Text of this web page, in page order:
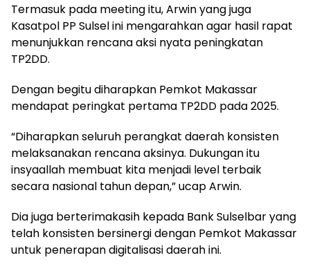
Termasuk pada meeting itu, Arwin yang juga
Kasatpol PP Sulsel ini mengarahkan agar hasil rapat
menunjukkan rencana aksi nyata peningkatan
TP2DD.
Dengan begitu diharapkan Pemkot Makassar
mendapat peringkat pertama TP2DD pada 2025.
“Diharapkan seluruh perangkat daerah konsisten
melaksanakan rencana aksinya. Dukungan itu
insyaallah membuat kita menjadi level terbaik
secara nasional tahun depan,” ucap Arwin.
Dia juga berterimakasih kepada Bank Sulselbar yang
telah konsisten bersinergi dengan Pemkot Makassar
untuk penerapan digitalisasi daerah ini.